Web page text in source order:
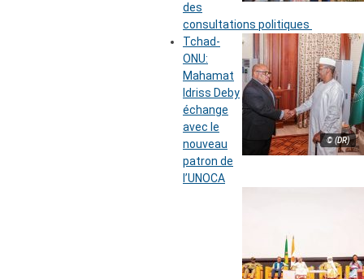
des
consultations politiques
© (DR)
Tchad-
ONU:
Mahamat
Idriss Deby
échange
avec le
nouveau
patron de
l’UNOCA